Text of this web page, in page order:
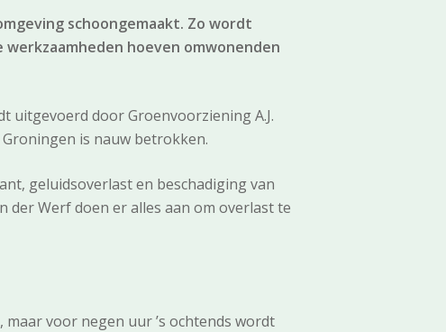
schoongemaakt. Zo wordt
hoeven omwonenden
uitgevoerd door Groenvoorziening A.J.
is nauw betrokken.
geluidsoverlast en beschadiging van
der Werf doen er alles aan om overlast te
voor negen uur ’s ochtends wordt